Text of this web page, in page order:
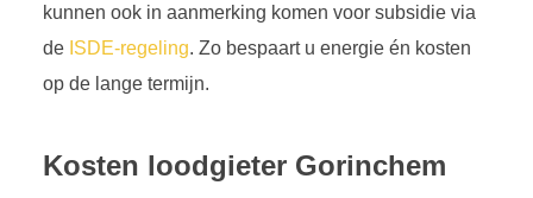
kunnen ook in aanmerking komen voor subsidie via
de ISDE-regeling. Zo bespaart u energie én kosten
op de lange termijn.
Kosten loodgieter Gorinchem